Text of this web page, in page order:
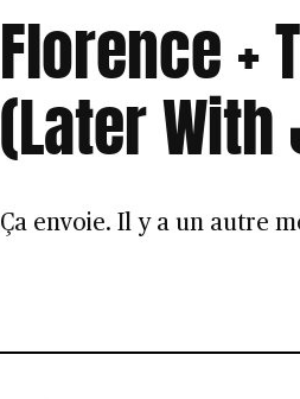
Florence +
(Later
Ça envoie. Il y a un autre